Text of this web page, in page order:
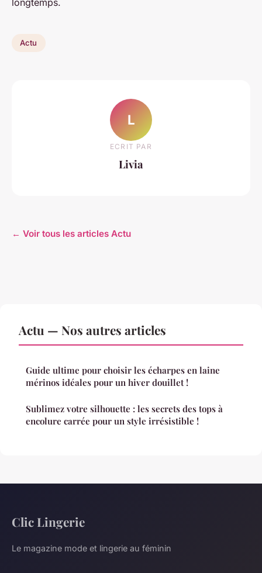
Actu
L
ECRIT PAR
Livia
← Voir tous les articles Actu
Actu — Nos autres articles
Guide ultime pour choisir les écharpes en laine
mérinos idéales pour un hiver douillet !
Sublimez votre silhouette : les secrets des tops à
encolure carrée pour un style irrésistible !
Clic Lingerie
Le magazine mode et lingerie au féminin